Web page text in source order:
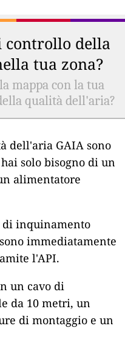
controllo della
tua zona?
mappa con la tua
qualità dell'aria?
dell'aria GAIA sono
solo bisogno di un
alimentatore
di inquinamento
immediatamente
l'API.
un cavo di
da 10 metri, un
di montaggio e un